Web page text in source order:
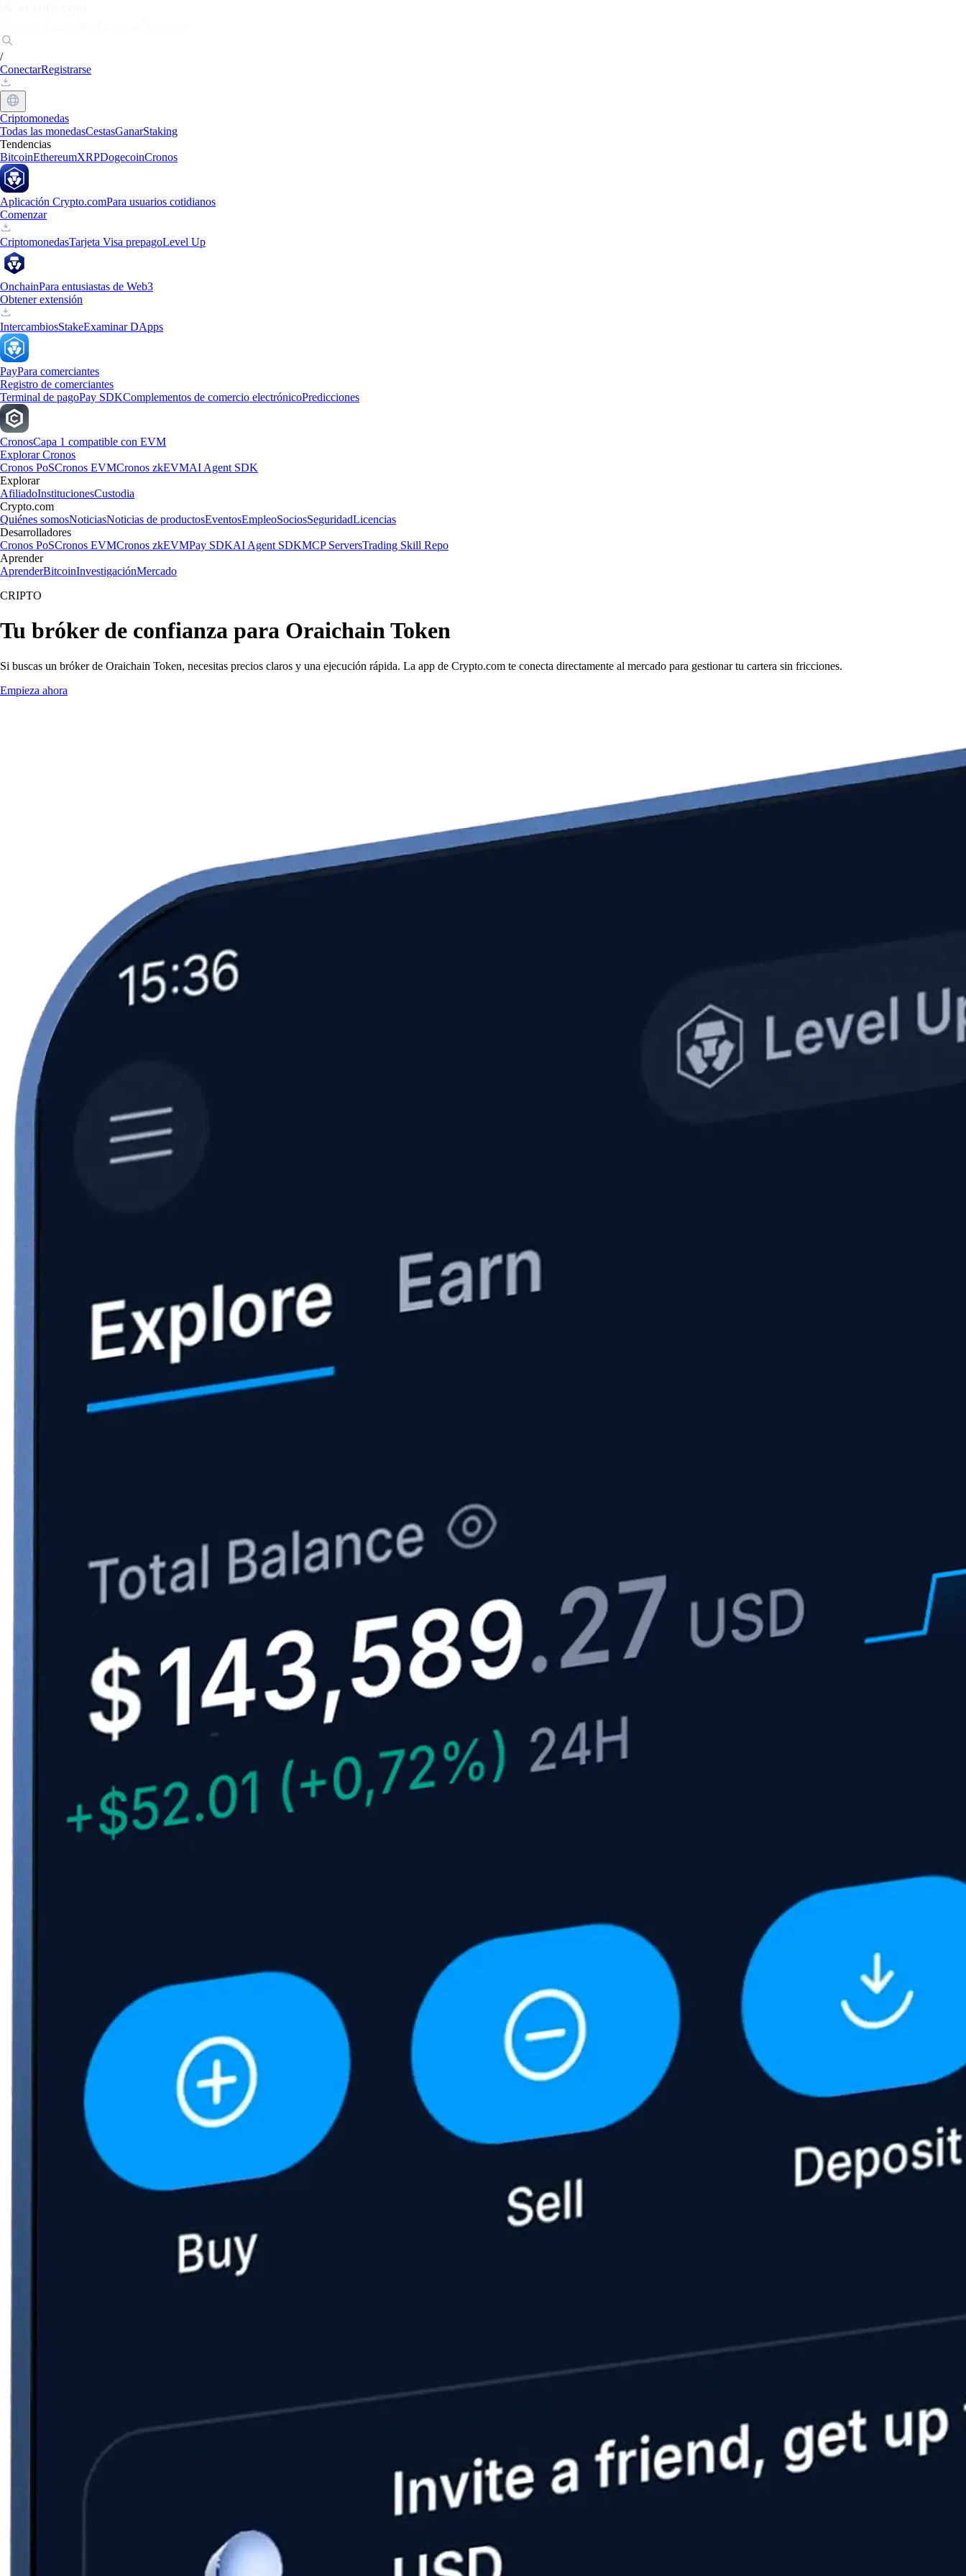
/
ConectarRegistrarse
Criptomonedas
Todas las monedasCestasGanarStaking
Tendencias
BitcoinEthereumXRPDogecoinCronos
Aplicación Crypto.comPara usuarios cotidianos
Comenzar
CriptomonedasTarjeta Visa prepagoLevel Up
OnchainPara entusiastas de Web3
Obtener extensión
IntercambiosStakeExaminar DApps
PayPara comerciantes
Registro de comerciantes
Terminal de pagoPay SDKComplementos de comercio electrónicoPredicciones
CronosCapa 1 compatible con EVM
Explorar Cronos
Cronos PoSCronos EVMCronos zkEVMAI Agent SDK
Explorar
AfiliadoInstitucionesCustodia
Crypto.com
Quiénes somosNoticiasNoticias de productosEventosEmpleoSociosSeguridadLicencias
Desarrolladores
Cronos PoSCronos EVMCronos zkEVMPay SDKAI Agent SDKMCP ServersTrading Skill Repo
Aprender
AprenderBitcoinInvestigaciónMercado
CRIPTO
Tu bróker de confianza para Oraichain Token
Si buscas un bróker de Oraichain Token, necesitas precios claros y una ejecución rápida. La app de Crypto.com te conecta directamente al mercado para gestionar tu cartera sin fricciones.
Empieza ahora